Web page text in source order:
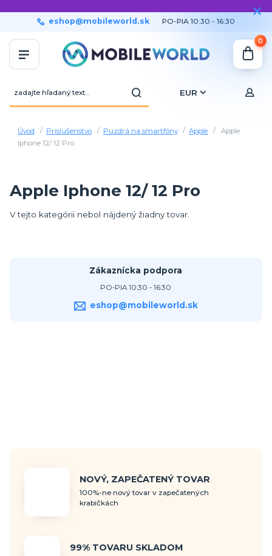
EUR
eshop@mobileworld.sk PO-PIA 10:30 - 16:30
0
Úvod Príslušenstvo Puzdrá na smartfóny Apple
Apple
Iphone 12/ 12 Pro
Apple Iphone 12/ 12 Pro
V tejto kategórii nebol nájdený žiadny tovar.
Zákaznícka podpora
PO-PIA 10:30 - 16:30
eshop@mobileworld.sk
NOVÝ, ZAPEČATENÝ TOVAR
100%-ne nový tovar v zapečatených
krabičkách
99% TOVARU SKLADOM